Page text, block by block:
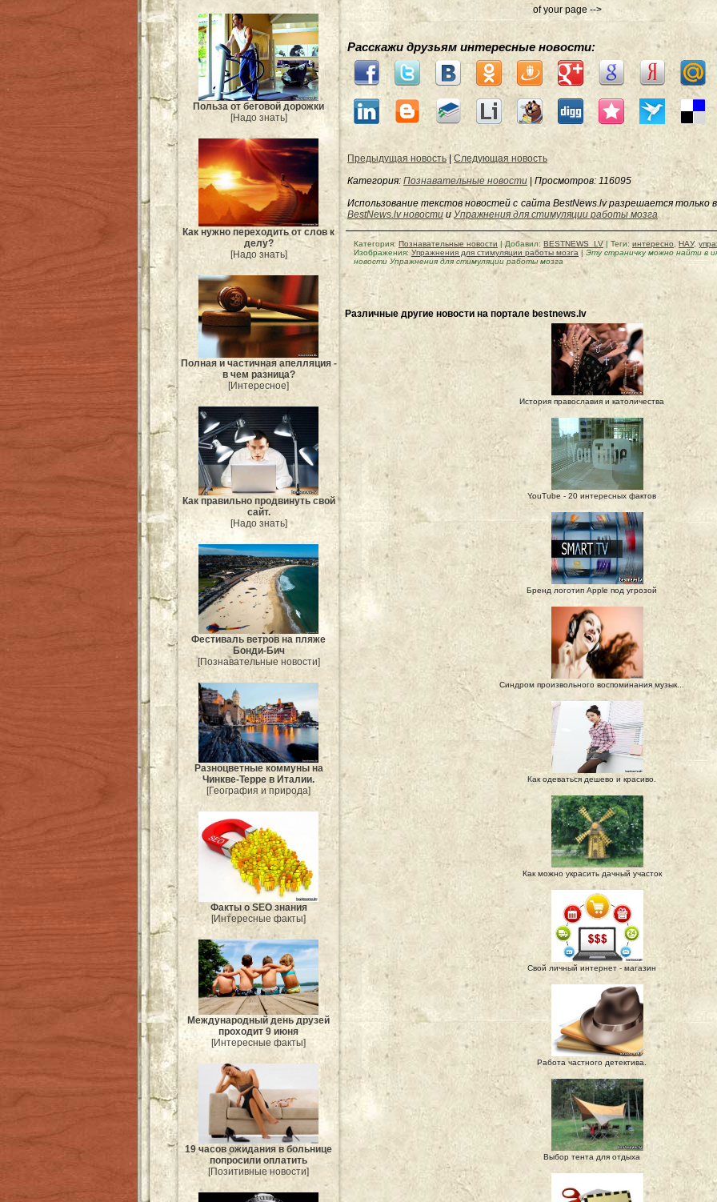
Польза от беговой дорожки
[Надо знать]
Как нужно переходить от слов к
делу?
[Надо знать]
Полная и частичная апелляция -
в чем разница?
[Интересное]
Как правильно продвинуть свой
сайт.
[Надо знать]
Фестиваль ветров на пляже
Бонди-Бич
[Познавательные новости]
Разноцветные коммуны на
Чинкве-Терре в Италии.
[География и природа]
Факты о SEO знания
[Интересные факты]
Международный день друзей
проходит 9 июня
[Интересные факты]
19 часов ожидания в больнице
попросили оплатить
[Позитивные новости]
of your page -->
Расскажи друзьям интересные новости:
Предыдущая новость
Следующая новость
Категория: Познавательные новости Просмотров: 116095
Использование текстов новостей с сайта BestNews.lv разрешается только
BestNews.lv новости и Упражнения для стимуляции работы мозга
Категория: Познавательные новости | Добавил: BESTNEWS_LV | Теги: интересно НАУ,
Изображения: Упражнения для стимуляции работы мозга | Эту страничку можно найти в
новости Упражнения для стимуляции работы мозга
Различные другие новости на портале bestnews.lv
История православия и католичества
YouTube - 20 интересных фактов
Бренд логотип Apple под угрозой
Синдром произвольного воспоминания музык...
Как одеваться дешево и красиво.
Как можно украсить дачный участок
Свой личный интернет - магазин
Работа частного детектива.
Выбор тента для отдыха